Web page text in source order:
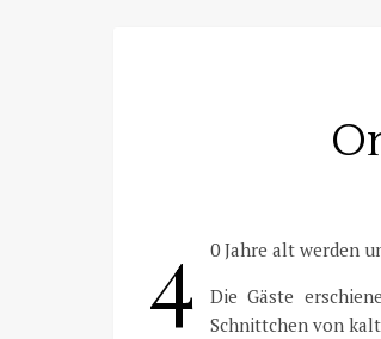
4
0 Jahre alt werden
Die Gäste
Schnittchen von